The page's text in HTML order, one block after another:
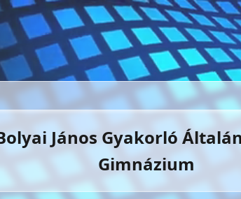
János Gyakorló
Gimnázium